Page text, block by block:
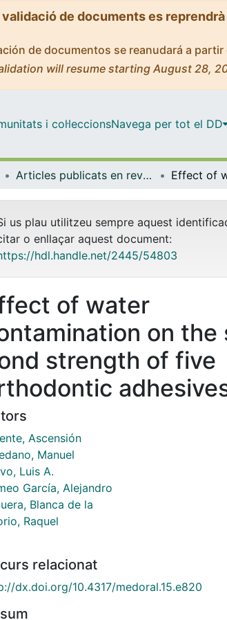
de documents es
de documentos se reanudará a
will resume starting August 28,
i col·leccionsNavega per tot el DD
Articles publicats en revistes (Odontoestomatologia)
us plau utilitzeu sempre aquest
o enllaçar aquest document:
hdl.handle.net/2445/54803
of water
on the
strength of five
Ascensión
Manuel
Luis A.
García, Alejandro
Blanca de la
Raquel
relacionat
dx.doi.org/10.4317/medoral.15.e820